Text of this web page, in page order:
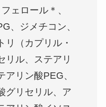
ェロール＊、
、ジメチコン、
リ（カプリル・
リル、ステアリ
アリン酸PEG、
グリセリル、ア